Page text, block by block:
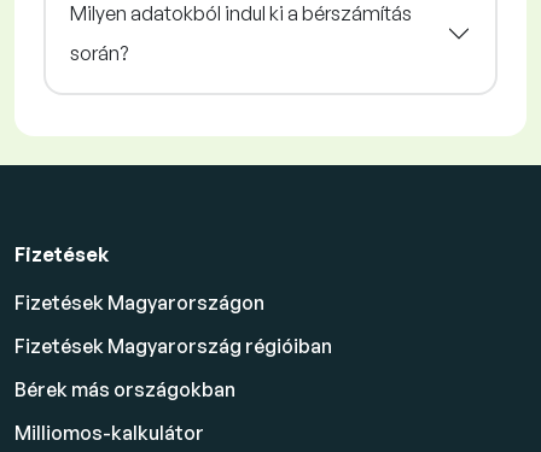
Milyen adatokból indul ki a bérszámítás
során?
Fizetések
Fizetések Magyarországon
Fizetések Magyarország régióiban
Bérek más országokban
Milliomos-kalkulátor